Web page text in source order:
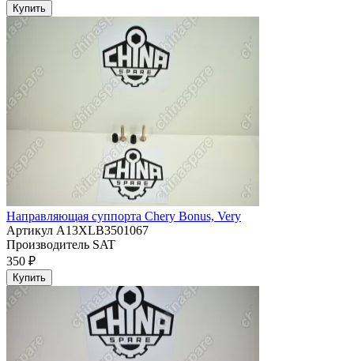
Купить
Направляющая суппорта Chery Bonus, Very
Артикул A13XLB3501067
Производитель SAT
350 ₽
Купить